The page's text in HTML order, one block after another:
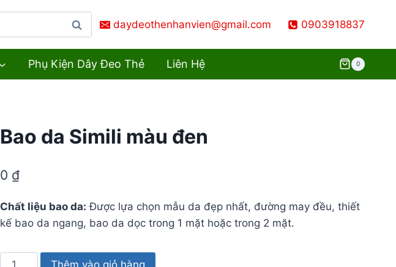
Tìm
kiếm
daydeothenhanvien@gmail.com 0903918837
Phụ Kiện Dây Đeo Thẻ Liên Hệ 0
Bao da Simili màu đen
0 ₫
Chất liệu bao da: Được lựa chọn mẫu da đẹp nhất, đường may đều, thiết
kế bao da ngang, bao da dọc trong 1 mặt hoặc trong 2 mặt.
Bao
Thêm vào giỏ hàng